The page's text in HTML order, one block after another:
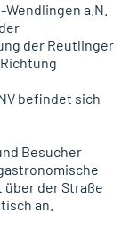
a.N.
der Reutlinger
befindet sich
Besucher
der Straße
an.